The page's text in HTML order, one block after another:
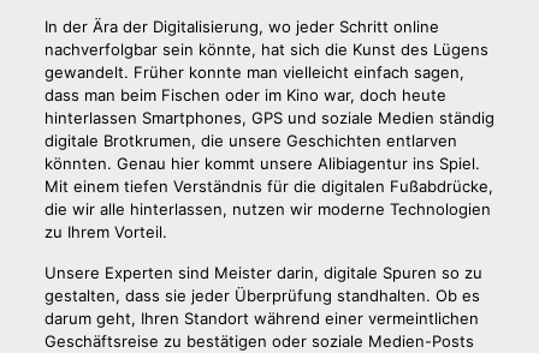
In der Ära der Digitalisierung, wo jeder Schritt online
nachverfolgbar sein könnte, hat sich die Kunst des Lügens
gewandelt. Früher konnte man vielleicht einfach sagen,
dass man beim Fischen oder im Kino war, doch heute
hinterlassen Smartphones, GPS und soziale Medien ständig
digitale Brotkrumen, die unsere Geschichten entlarven
könnten. Genau hier kommt unsere Alibiagentur ins Spiel.
Mit einem tiefen Verständnis für die digitalen Fußabdrücke,
die wir alle hinterlassen, nutzen wir moderne Technologien
zu Ihrem Vorteil.
Unsere Experten sind Meister darin, digitale Spuren so zu
gestalten, dass sie jeder Überprüfung standhalten. Ob es
darum geht, Ihren Standort während einer vermeintlichen
Geschäftsreise zu bestätigen oder soziale Medien-Posts